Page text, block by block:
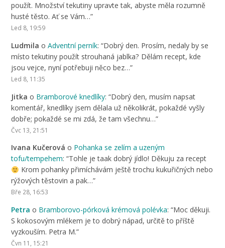
použít. Množství tekutiny upravte tak, abyste měla rozumně
husté těsto. Ať se Vám…”
Led 8, 19:59
Ludmila oAdventní perník: “Dobrý den. Prosím, nedaly by se
místo tekutiny použít strouhaná jablka? Dělám recept, kde
jsou vejce, nyní potřebuji něco bez…”
Led 8, 11:35
Jitka o Bramborové knedlíky: “Dobrý den, musím napsat
komentář, knedlíky jsem dělala už několikrát, pokaždé vyšly
dobře; pokaždé se mi zdá, že tam všechnu…”
Čvc 13, 21:51
Ivana Kučerová o Pohanka se zelím a uzeným
tofu/tempehem: “Tohle je taak dobrý jídlo! Děkuju za recept
Krom pohanky přimíchávám ještě trochu kukuřičných nebo
rýžových těstovin a pak…”
Bře 28, 16:53
Petra o Bramborovo-pórková krémová polévka: “Moc děkuji.
S kokosovým mlékem je to dobrý nápad, určitě to příště
vyzkouším. Petra M.”
Čvn 11, 15:21